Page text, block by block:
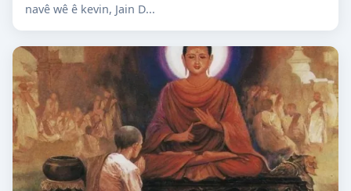
navê wê ê kevin, Jain D...